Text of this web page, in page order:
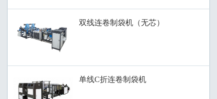
双线连卷制袋机（无芯）
单线C折连卷制袋机